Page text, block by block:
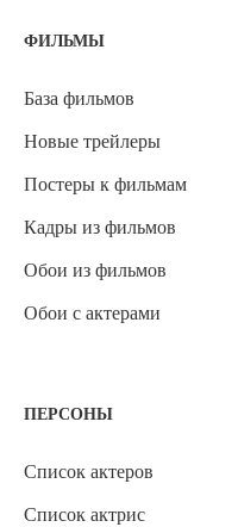
ФИЛЬМЫ
База фильмов
Новые трейлеры
Постеры к фильмам
Кадры из фильмов
Обои из фильмов
Обои с актерами
ПЕРСОНЫ
Список актеров
Список актрис